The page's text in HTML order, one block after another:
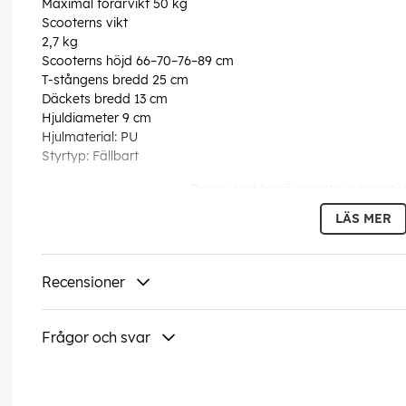
Maximal förarvikt 50 kg
Scooterns vikt
2,7 kg
Scooterns höjd 66–70–76–89 cm
T-stångens bredd 25 cm
Däckets bredd 13 cm
Hjuldiameter 9 cm
Hjulmaterial: PU
Styrtyp: Fällbart
LÄS MER
Recensioner
Frågor och svar